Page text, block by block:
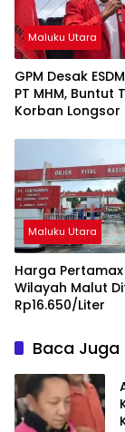
Maluku Utara
GPM Desak
PT MHM, Buntut
Korban Longsor
Maluku Utara
Harga Pertamax
Wilayah Malut
Rp16.650/Liter
Baca Juga